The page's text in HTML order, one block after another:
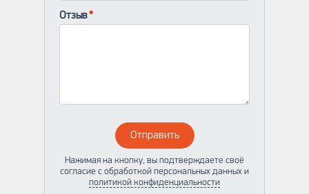
Отзыв
Отправить
Нажимая на кнопку, вы подтверждаете своё
согласие с обработкой персональных данных и
политикой конфиденциальности